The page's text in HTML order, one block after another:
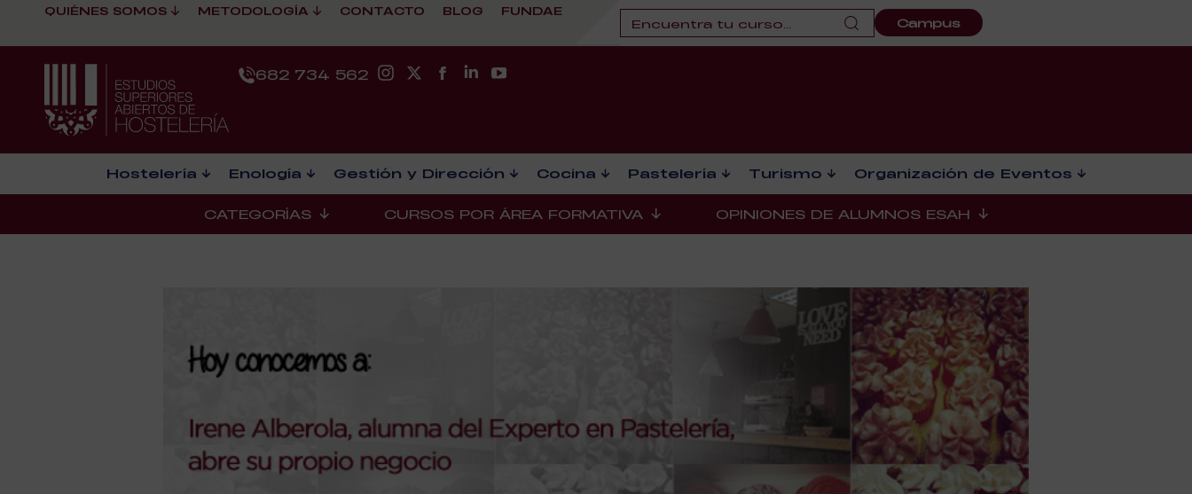
QUIÉNES SOMOS METODOLOGÍA CONTACTO BLOG FUNDAE
Campus
682 734 562
Hostelería Enología Gestión y Dirección Cocina Pastelería Turismo Organización de Eventos
CATEGORÍAS CURSOS POR ÁREA FORMATIVA OPINIONES DE ALUMNOS ESAH